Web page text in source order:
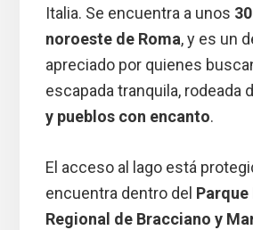
Italia. Se encuentra a unos
noroeste de Roma, y es un
apreciado por quienes
escapada tranquila, rodeada
y pueblos con encanto.
El acceso al lago está
encuentra dentro del Parque
Regional de Bracciano y